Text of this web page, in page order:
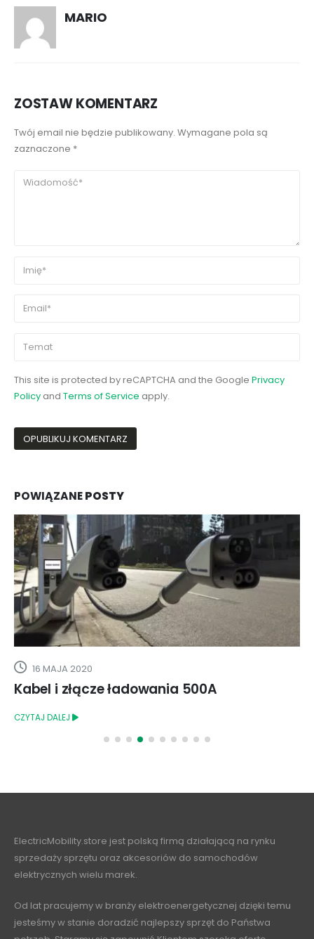
MARIO
ZOSTAW KOMENTARZ
Twój email nie będzie publikowany. Wymagane pola są
zaznaczone *
This site is protected by reCAPTCHA and the Google Privacy
Policy and Terms of Service apply.
POWIĄZANEPOSTY
15 MAJA 2026
Jak dobrać stację ładowania do firmy?
ElectricMobility.store jest polską firmą działającą na rynku
sprzedaży sprzętu oraz akcesoriów do samochodów
Od lat pracujemy w branży elektroenergetycznej dzięki temu